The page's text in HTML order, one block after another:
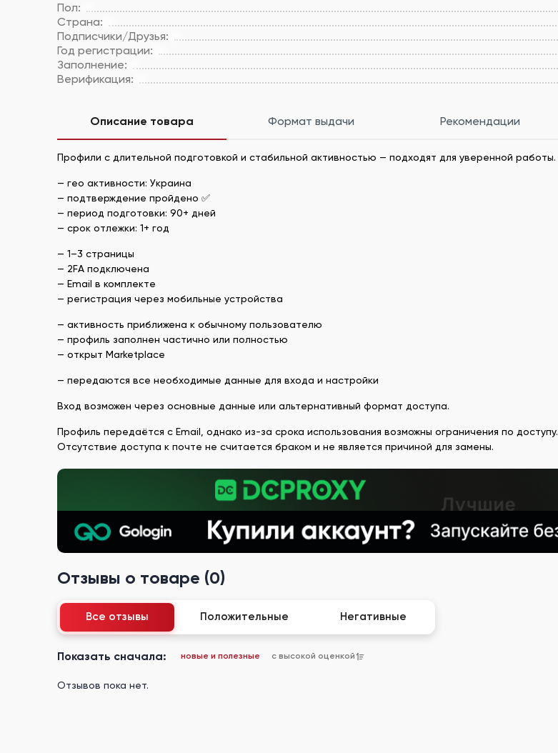
Пол:
Страна:
Подписчики/Друзья:
Год регистрации:
Заполнение:
Верификация:
Описание товара Формат выдачи Рекомендации
Профили с длительной подготовкой и стабильной активностью — подходят для уверенной работы.
— гео активности: Украина
— подтверждение пройдено ✅
— период подготовки: 90+ дней
— срок отлежки: 1+ год
— 1–3 страницы
— 2FA подключена
— Email в комплекте
— регистрация через мобильные устройства
— активность приближена к обычному пользователю
— профиль заполнен частично или полностью
— открыт Marketplace
— передаются все необходимые данные для входа и настройки
Вход возможен через основные данные или альтернативный формат доступа.
Профиль передаётся с Email, однако из-за срока использования возможны ограничения по доступу.
Отсутствие доступа к почте не считается браком и не является причиной для замены.
Отзывы о товаре (0)
Все отзывы Положительные Негативные
Показать сначала: новые и полезные с высокой оценкой
Отзывов пока нет.